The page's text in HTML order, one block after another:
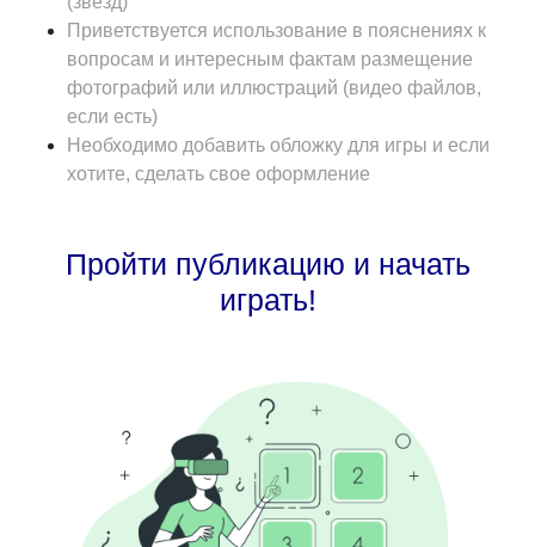
Приветствуется использование в пояснениях к
вопросам и интересным фактам размещение
фотографий или иллюстраций (видео файлов,
если есть)
Необходимо добавить обложку для игры и если
хотите, сделать свое оформление
Пройти публикацию и начать
играть!